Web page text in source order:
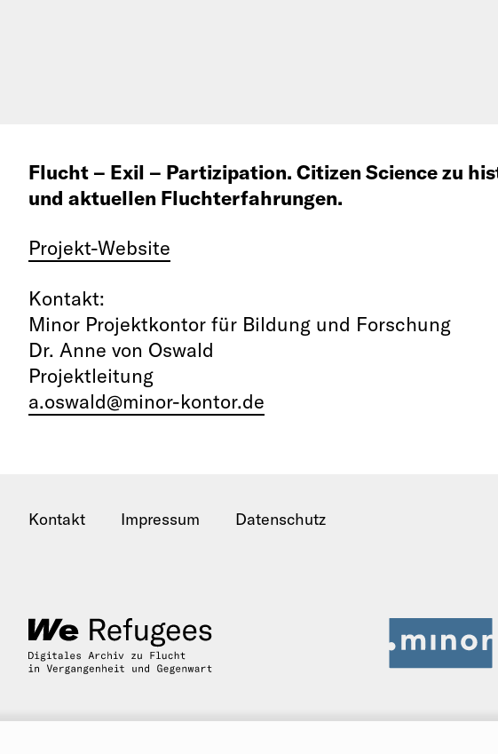
Flucht – Exil – Partizipation. Citizen Science zu
und aktuellen Fluchterfahrungen.
Projekt-Website
Kontakt:
Minor Projektkontor für Bildung und Forschung
Dr. Anne von Oswald
Projektleitung
a.oswald@minor-kontor.de
Kontakt Impressum Datenschutz